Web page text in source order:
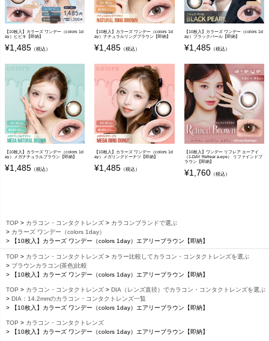
【10枚入】カラーズ ワンデー（colors 1d
ay）ヒビキ【即納】
¥1,485 （税込）
【10枚入】カラーズ ワンデー（colors 1d
ay）ナチュラルリングブラウン【即納】
¥1,485 （税込）
【10枚入】カラーズ ワンデー（colors 1d
ay）ブラックパール【即納】
¥1,485（税込）
【10枚入】カラーズ ワンデー（colors 1d
ay）メガナチュラルブラウン【即納】
¥1,485 （税込）
【10枚入】カラーズ ワンデー（colors 1d
ay）メガリングドーナツ【即納】
¥1,485 （税込）
【10枚入】ワンデー リフレア エーアイ
（1-DAY Refrear a-eye） リファインドブ
ラウン【即納】
¥1,760（税込）
TOP カラコン・コンタクトレンズ
カラコンブランドで選ぶ
カラーズ ワンデー（colors 1day）
【10枚入】カラーズ ワンデー（colors 1day）エアリーブラウン【即納】
TOP カラコン・コンタクトレンズ
カラー比較してカラコン・コンタクトレンズを選ぶ
ブラウンカラコン(茶色)比較
【10枚入】カラーズ ワンデー（colors 1day）エアリーブラウン【即納】
TOP カラコン・コンタクトレンズ
DIA（レンズ直径）でカラコン・コンタクトレンズを選ぶ
DIA：14.2mmのカラコン・コンタクトレンズ一覧
【10枚入】カラーズ ワンデー（colors 1day）エアリーブラウン【即納】
TOP
カラコン・コンタクトレンズ
【10枚入】カラーズ ワンデー（colors 1day）エアリーブラウン【即納】